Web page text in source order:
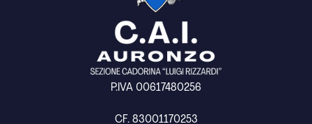
P.IVA 00617480256
CF. 83001170253